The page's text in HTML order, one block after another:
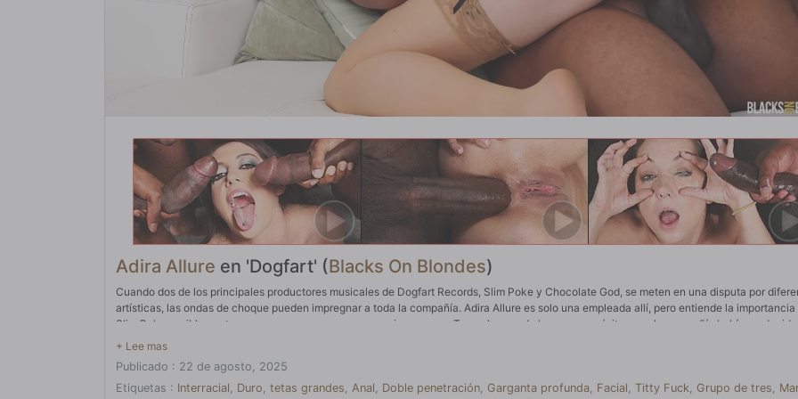
Adira Allure en 'Dogfart' (Blacks On Blondes)
Cuando dos de los principales productores musicales de Dogfart Records, Slim Poke y Chocolate God, se meten en una disputa por
artísticas, las ondas de choque pueden impregnar a toda la compañía. Adira Allure es solo una empleada allí, pero entiende la importancia
Slim Poke posiblemente se vaya para comenzar su propia empresa. Tuvo algunos de los mayores éxitos que la compañía había producido.
imperativo que se hiciera algo. Adira se dio cuenta rápidamente de que tenían más en común de lo que habían pensado durante su lucha.
¿Por qué no ella? Y por qué no estar dentro de ella al mismo tiempo a la vez. Después de todo, las mujeres están construidas con dos
pueden complacer un par de erecciones a la vez. Chocolate God y Slim Poke se sorprendieron al principio, pero rápidamente se dieron
Publicado : 22 de agosto, 2025
Etiquetas : Interracial, Duro, tetas grandes, Anal, Doble penetración, Garganta profunda, Facial, Titty Fuck, Grupo de tres,